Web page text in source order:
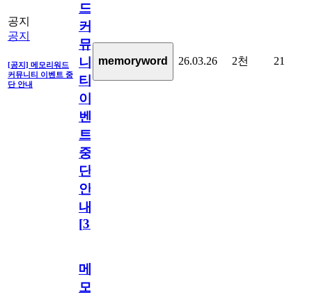
공지
공지
[공지] 메모리워드
커뮤니티 이벤트 중
단 안내
드
커
뮤
니
티
이
벤
트
중
단
안
내
[31
memoryword 26.03.26 2천 21
메
모